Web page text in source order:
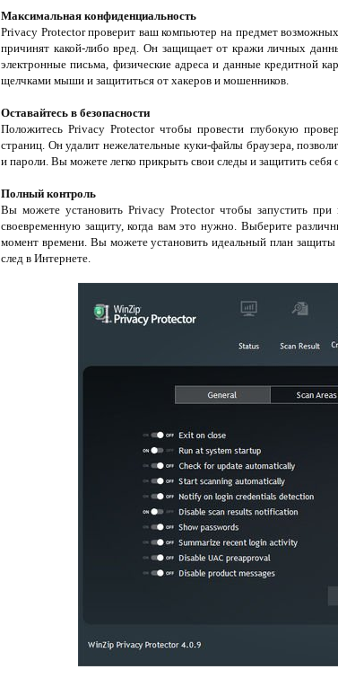
Максимальная конфиденциальность
Privacy Protector проверит ваш компьютер на предмет
причинят какой-либо вред. Он защищает от кражи личных
электронные письма, физические адреса и данные кредитной
щелчками мыши и защититься от хакеров и мошенников.
Оставайтесь в безопасности
Положитесь Privacy Protector чтобы провести глубокую
страниц. Он удалит нежелательные куки-файлы браузера,
и пароли. Вы можете легко прикрыть свои следы и защитить себя
Полный контроль
Вы можете установить Privacy Protector чтобы запустить
своевременную защиту, когда вам это нужно. Выберите
момент времени. Вы можете установить идеальный план
след в Интернете.